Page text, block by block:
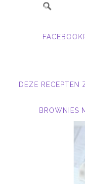
DEZE RECEPTEN
BROWNIES